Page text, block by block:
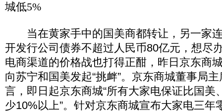
城低5%
当在黄家手中的国美商都转让，另一家
开发行公司债券不超过人民币80亿元，想尽
电商渠道的价格战也打得正酣，昨日京东商
向苏宁和国美发起“挑衅”。京东商城董事局
言，即日起京东商城“所有大家电保证比国美
少10%以上”。针对京东商城宣布大家电三年